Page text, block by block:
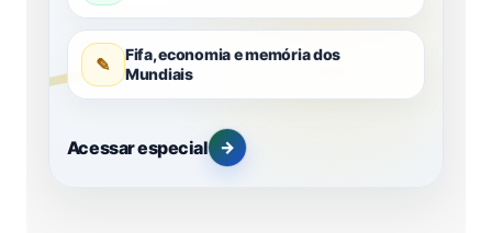
✎
Fifa, economia e memória dos
Mundiais
Acessar especial →